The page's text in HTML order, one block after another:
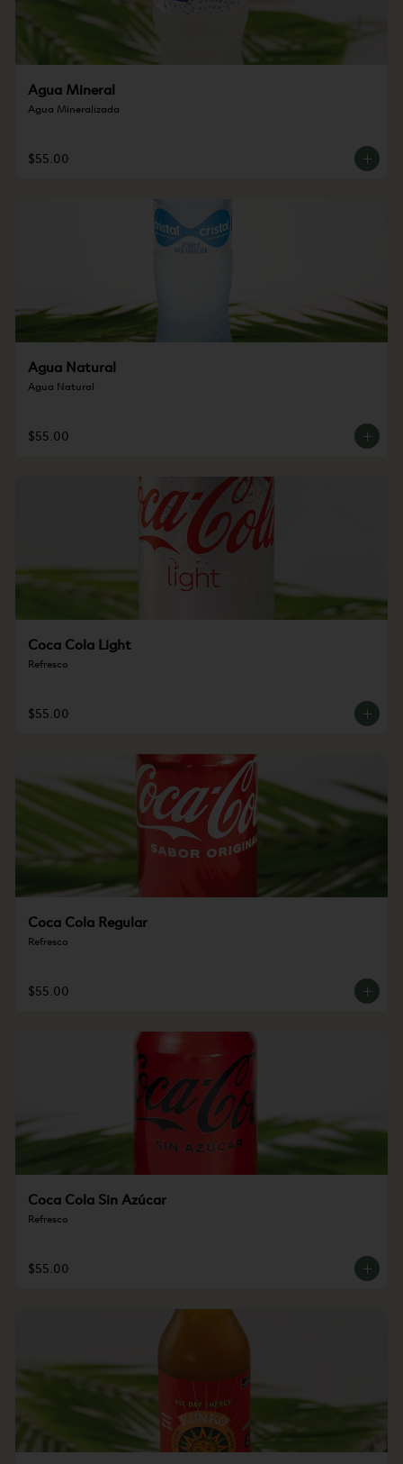
Agua Mineral
Agua Mineralizada
$55.00
Agua Natural
Agua Natural
$55.00
Coca Cola Light
Refresco
$55.00
Coca Cola Regular
Refresco
$55.00
Coca Cola Sin Azúcar
Refresco
$55.00